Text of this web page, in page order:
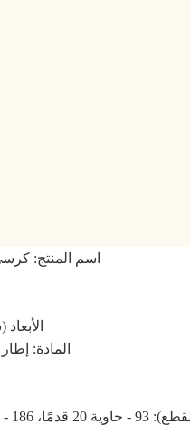
اسم المنتج:
الأبعاد (سم):
المادة:
- حاوية 40 قدمًا عالية